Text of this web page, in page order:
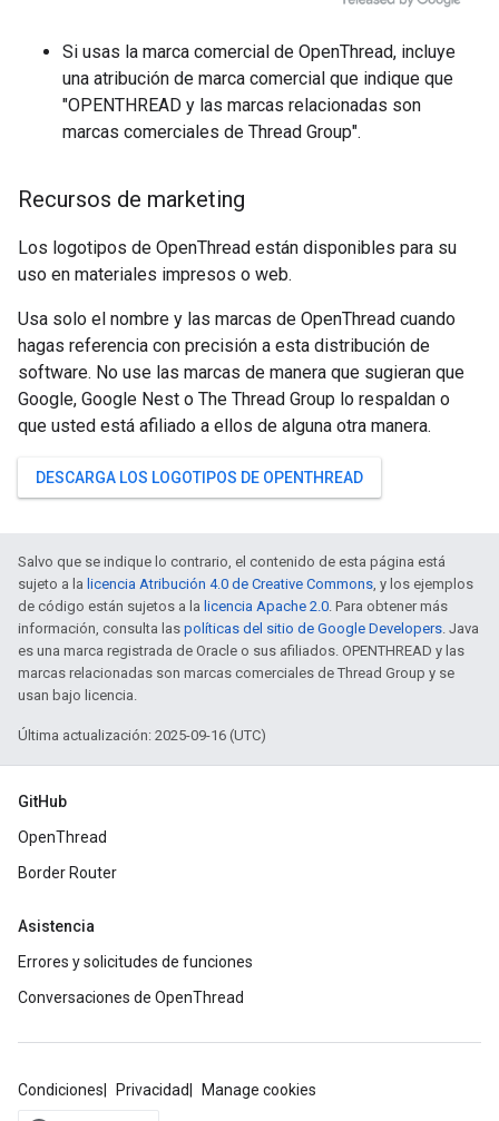
Si usas la marca comercial de OpenThread, incluye
una atribución de marca comercial que indique que
"OPENTHREAD y las marcas relacionadas son
marcas comerciales de Thread Group".
Recursos de marketing
Los logotipos de OpenThread están disponibles para su
uso en materiales impresos o web.
Usa solo el nombre y las marcas de OpenThread cuando
hagas referencia con precisión a esta distribución de
software. No use las marcas de manera que sugieran que
Google, Google Nest o The Thread Group lo respaldan o
que usted está afiliado a ellos de alguna otra manera.
DESCARGA LOS LOGOTIPOS DE OPENTHREAD
Salvo que se indique lo contrario, el contenido de esta página está
sujeto a la licencia Atribución 4.0 de Creative Commons , y los ejemplos
de código están sujetos a la licencia Apache 2.0 . Para obtener más
información, consulta las políticas del sitio de Google Developers . Java
es una marca registrada de Oracle o sus afiliados. OPENTHREAD y las
marcas relacionadas son marcas comerciales de Thread Group y se
usan bajo licencia.
Última actualización: 2025-09-16 (UTC)
GitHub
OpenThread
Border Router
Asistencia
Errores y solicitudes de funciones
Conversaciones de OpenThread
Condiciones Privacidad Manage cookies